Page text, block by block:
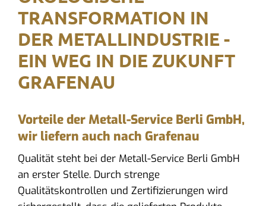
TRANSFORMATION IN
DER METALLINDUSTRIE -
EIN WEG IN DIE ZUKUNFT
GRAFENAU
Vorteile der Metall-Service Berli GmbH,
wir liefern auch nach Grafenau
Qualität steht bei der Metall-Service Berli GmbH
an erster Stelle. Durch strenge
Qualitätskontrollen und Zertifizierungen wird